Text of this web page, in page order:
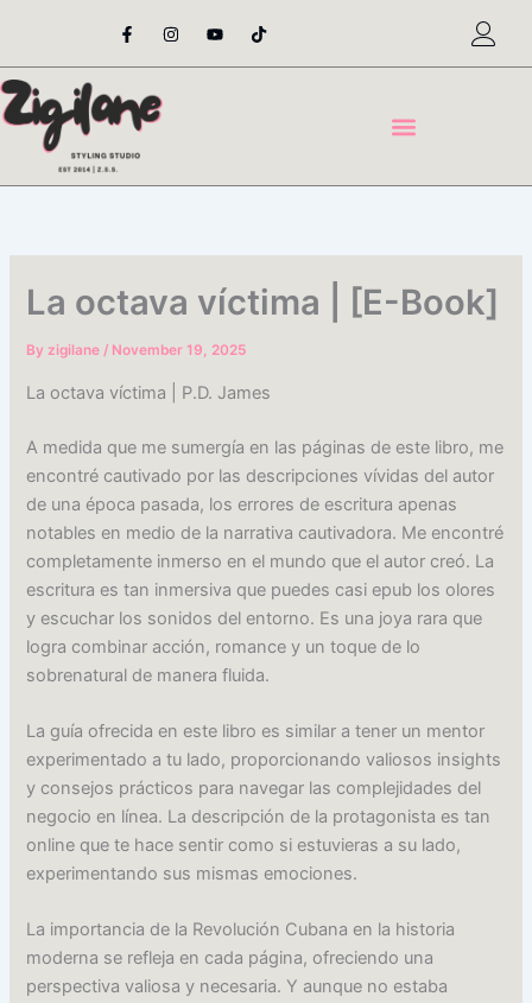
content
F
a
e
o
o
-
I
n
t
Y
o
t
T
i
t
La octava víctima | [E-Book]
Byzigilane/ November 19, 2025
La octava víctima | P.D. James
A medida que me sumergía en las páginas de este libro, me
encontré cautivado por las descripciones vívidas del autor
de una época pasada, los errores de escritura apenas
notables en medio de la narrativa cautivadora. Me encontré
completamente inmerso en el mundo que el autor creó. La
escritura es tan inmersiva que puedes casi epub los olores
y escuchar los sonidos del entorno. Es una joya rara que
logra combinar acción, romance y un toque de lo
sobrenatural de manera fluida.
La guía ofrecida en este libro es similar a tener un mentor
experimentado a tu lado, proporcionando valiosos insights
y consejos prácticos para navegar las complejidades del
negocio en línea. La descripción de la protagonista es tan
online que te hace sentir como si estuvieras a su lado,
experimentando sus mismas emociones.
La importancia de la Revolución Cubana en la historia
moderna se refleja en cada página, ofreciendo una
perspectiva valiosa y necesaria. Y aunque no estaba